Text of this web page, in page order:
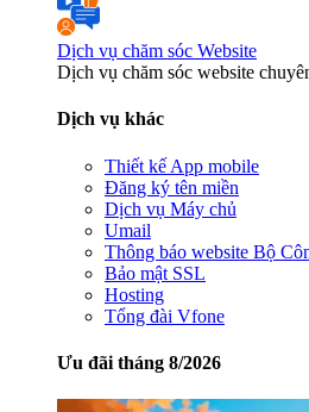
Dịch vụ chăm sóc Website
Dịch vụ chăm sóc website
Dịch vụ khác
Thiết kế App mobile
Đăng ký tên miền
Dịch vụ Máy chủ
Umail
Thông báo website Bộ
Bảo mật SSL
Hosting
Tổng đài Vfone
Ưu đãi tháng 8/2026